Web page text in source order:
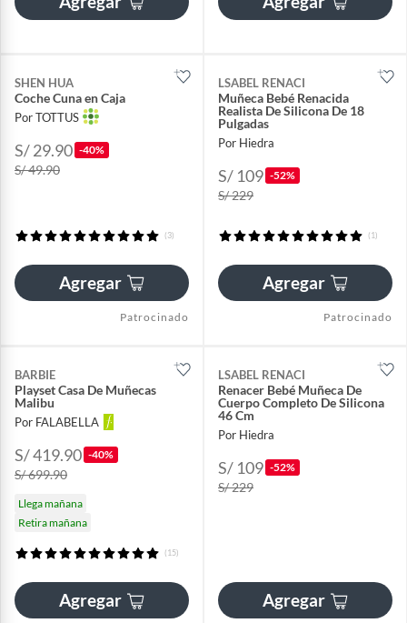
SHEN HUA
Coche Cuna en Caja
Por TOTTUS
S/ 29.90 -40%
S/ 49.90
(3)
Agregar
Patrocinado
LSABEL RENACI
Muñeca Bebé Renacida
Realista De Silicona De 18
Pulgadas
Por Hiedra
S/ 109 -52%
S/ 229
(1)
Agregar
Patrocinado
BARBIE
Playset Casa De Muñecas
Malibu
Por FALABELLA
S/ 419.90 -40%
S/ 699.90
Llega mañana
Retira mañana
(15)
Agregar
LSABEL RENACI
Renacer Bebé Muñeca De
Cuerpo Completo De Silicona
46 Cm
Por Hiedra
S/ 109 -52%
S/ 229
Agregar